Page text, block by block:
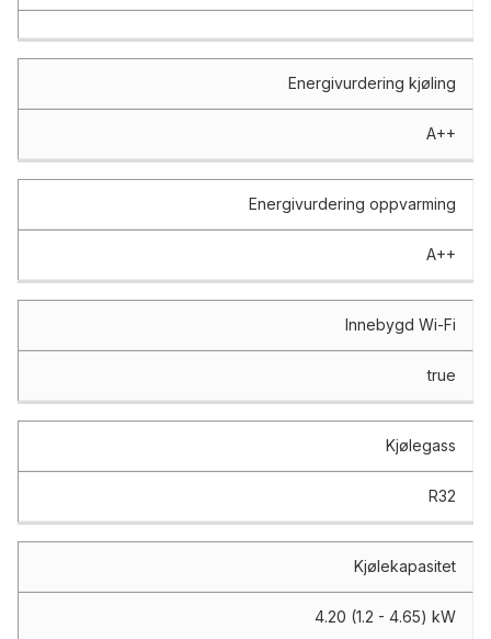
Energivurdering kjøling
A++
Energivurdering oppvarming
A++
Innebygd Wi-Fi
true
Kjølegass
R32
Kjølekapasitet
4.20 (1.2 - 4.65) kW